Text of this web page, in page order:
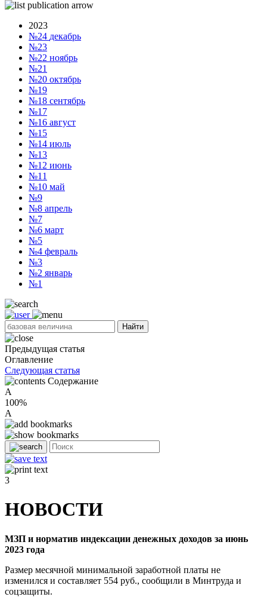
2023
№24 декабрь
№23
№22 ноябрь
№21
№20 октябрь
№19
№18 сентябрь
№17
№16 август
№15
№14 июль
№13
№12 июнь
№11
№10 май
№9
№8 апрель
№7
№6 март
№5
№4 февраль
№3
№2 январь
№1
Найти
Предыдущая статья
Оглавление
Следующая статья
Содержание
A
100%
A
3
НОВОСТИ
МЗП и норматив индексации денежных доходов за июнь
2023 года
Размер месячной минимальной заработной платы не
изменился и составляет 554 руб., сообщили в Минтруда и
соцзащиты.